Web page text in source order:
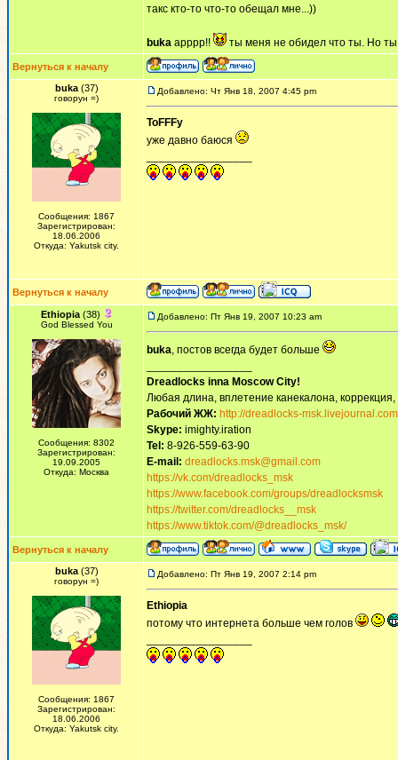
такс кто-то что-то обещал мне...))
buka арррр!! ты меня не обидел что ты. Но
Вернуться к началу
buka(37)
говорун =)
Сообщения: 1867
Зарегистрирован:
18.06.2006
Откуда: Yakutsk city.
Добавлено: Чт Янв 18, 2007 4:45 pm
ToFFFy
уже давно баюся
Вернуться к началу
Ethiopia(38)
God Blessed You
Сообщения: 8302
Зарегистрирован:
19.09.2005
Откуда: Москва
Добавлено: Пт Янв 19, 2007 10:23 am
buka, постов всегда будет больше
Dreadlocks inna Moscow Сity!
Любая длина, вплетение канекалона,
Рабочий ЖЖ: http://dreadlocks-
Skype: imighty.iration
Tel: 8-926-559-63-90
E-mail: dreadlocks.msk@gmail.com
https://vk.com/dreadlocks_msk
https://www.facebook.com/groups/dreadlocksmsk
https://twitter.com/dreadlocks__msk
https://www.tiktok.com/@dreadlocks_msk/
Вернуться к началу
buka(37)
говорун =)
Сообщения: 1867
Зарегистрирован:
18.06.2006
Откуда: Yakutsk city.
Добавлено: Пт Янв 19, 2007 2:14 pm
Ethiopia
потому что интернета больше чем голов